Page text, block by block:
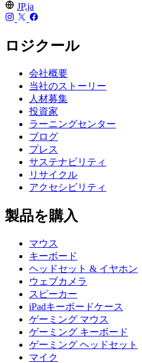
JP,ja
ロジクール
会社概要
当社のストーリー
人材募集
投資家
ラーニングセンター
ブログ
プレス
サステナビリティ
リサイクル
アクセシビリティ
製品を購入
マウス
キーボード
ヘッドセット & イヤホン
ウェブカメラ
スピーカー
iPadキーボードケース
ゲーミング マウス
ゲーミング キーボード
ゲーミング ヘッドセット
マイク